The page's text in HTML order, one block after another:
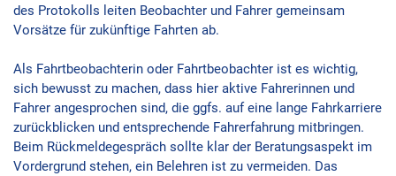
des Protokolls leiten Beobachter und Fahrer gemeinsam
Vorsätze für zukünftige Fahrten ab.
Als Fahrtbeobachterin oder Fahrtbeobachter ist es wichtig,
sich bewusst zu machen, dass hier aktive Fahrerinnen und
Fahrer angesprochen sind, die ggfs. auf eine lange Fahrkarriere
zurückblicken und entsprechende Fahrerfahrung mitbringen.
Beim Rückmeldegespräch sollte klar der Beratungsaspekt im
Vordergrund stehen, ein Belehren ist zu vermeiden. Das